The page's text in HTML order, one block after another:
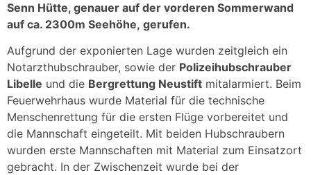
Senn Hütte, genauer auf der vorderen Sommerwand
auf ca. 2300m Seehöhe, gerufen.
Aufgrund der exponierten Lage wurden zeitgleich ein
Notarzthubschrauber, sowie der Polizeihubschrauber
Libelle und die Bergrettung Neustift mitalarmiert. Beim
Feuerwehrhaus wurde Material für die technische
Menschenrettung für die ersten Flüge vorbereitet und
die Mannschaft eingeteilt. Mit beiden Hubschraubern
wurden erste Mannschaften mit Material zum Einsatzort
gebracht. In der Zwischenzeit wurde bei der